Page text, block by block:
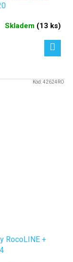
Skladem (13 ks)
RocoLINE +
Kód:42624RO